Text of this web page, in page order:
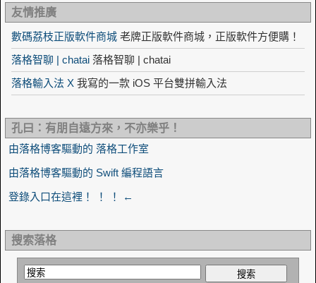
友情推廣
數碼荔枝正版軟件商城 老牌正版軟件商城，正版軟件方便購！
落格智聊 | chatai 落格智聊 | chatai
落格輸入法 X 我寫的一款 iOS 平台雙拼輸入法
孔曰：有朋自遠方來，不亦樂乎！
由落格博客驅動的 落格工作室
由落格博客驅動的 Swift 編程語言
登錄入口在這裡！ ！ ！ ←
搜索落格